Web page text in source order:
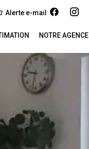
Alerte e-mail
NOTRE AGENCE